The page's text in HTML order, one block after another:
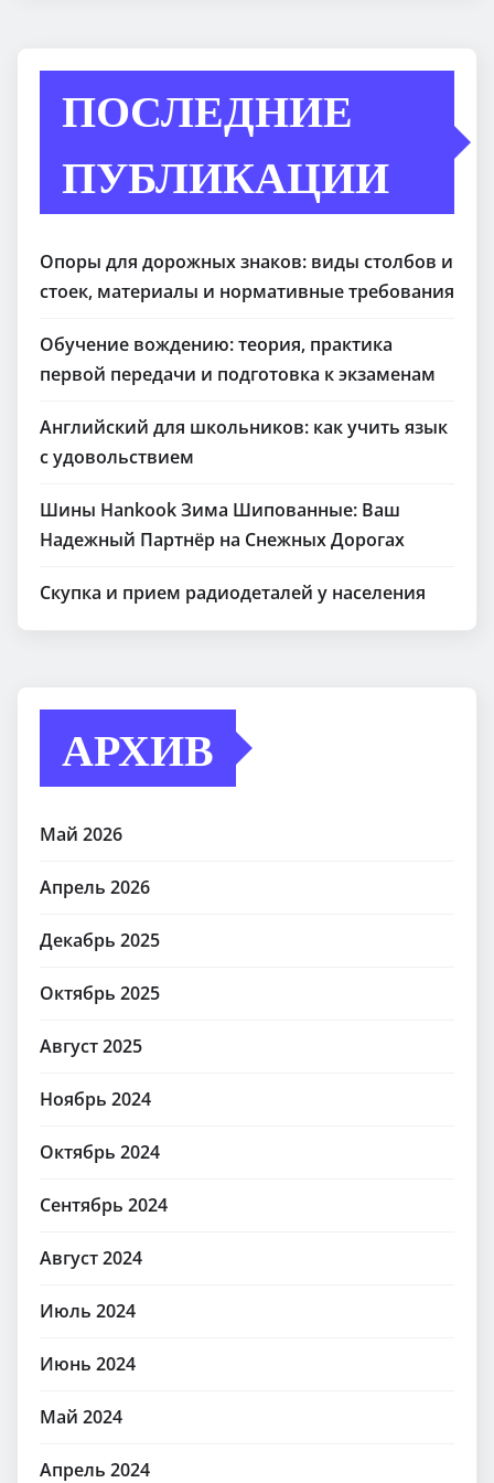
ПОСЛЕДНИЕ
ПУБЛИКАЦИИ
Опоры для дорожных знаков: виды столбов и
стоек, материалы и нормативные требования
Обучение вождению: теория, практика
первой передачи и подготовка к экзаменам
Английский для школьников: как учить язык
с удовольствием
Шины Hankook Зима Шипованные: Ваш
Надежный Партнёр на Снежных Дорогах
Скупка и прием радиодеталей у населения
АРХИВ
Май 2026
Апрель 2026
Декабрь 2025
Октябрь 2025
Август 2025
Ноябрь 2024
Октябрь 2024
Сентябрь 2024
Август 2024
Июль 2024
Июнь 2024
Май 2024
Апрель 2024